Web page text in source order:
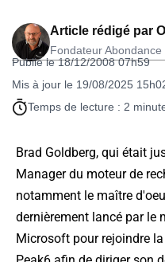
Article rédigé par
Fondateur Abondance
Publié le 18/12/2008 07h59
Mis à jour le 19/08/2025
Temps de lecture : 2
Brad Goldberg, qui était
Managerdu moteur de
notamment le maître
dernièrement lancé par le
Microsoft pour rejoindre